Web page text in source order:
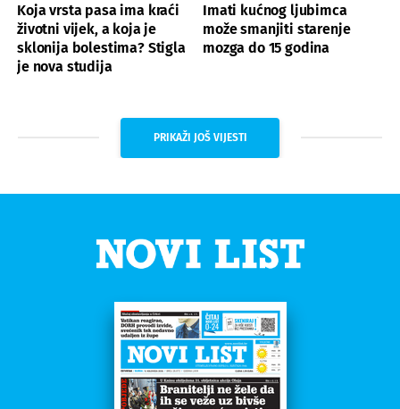
Koja vrsta pasa ima kraći
životni vijek, a koja je
sklonija bolestima? Stigla
je nova studija
Imati kućnog ljubimca
može smanjiti starenje
mozga do 15 godina
PRIKAŽI JOŠ VIJESTI